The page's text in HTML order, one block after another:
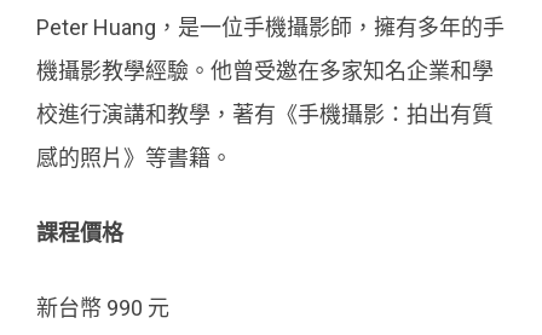
Peter Huang，是一位手機攝影師，擁有多年的手
機攝影教學經驗。他曾受邀在多家知名企業和學
校進行演講和教學，著有《手機攝影：拍出有質
感的照片》等書籍。
課程價格
新台幣 990 元